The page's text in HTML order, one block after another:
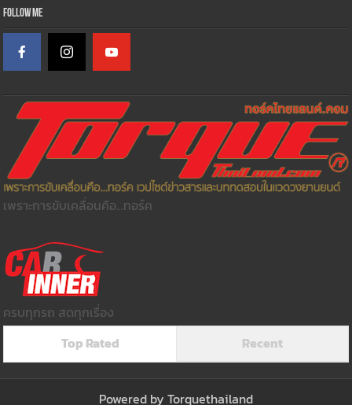
Follow Me
เพราะการขับเคลื่อนคือ...ทอร์ค
ครบทุกรถ สดทุกเรื่อง
Top Rated
Recent
Powered by Torquethailand